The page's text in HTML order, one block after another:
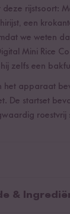
rijstsoort:
een
we weten
Mini Rice
zelfs een
het apparaat
De startset
roestvrij
&